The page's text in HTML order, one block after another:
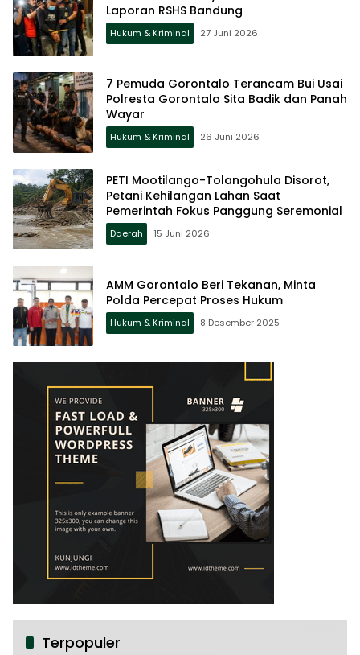
Laporan RSHS Bandung
Hukum & Kriminal 27 Juni 2026
7 Pemuda Gorontalo Terancam Bui Usai
Polresta Gorontalo Sita Badik dan Panah
Wayar
Hukum & Kriminal 26 Juni 2026
PETI Mootilango-Tolangohula Disorot,
Petani Kehilangan Lahan Saat
Pemerintah Fokus Panggung Seremonial
Daerah 15 Juni 2026
AMM Gorontalo Beri Tekanan, Minta
Polda Percepat Proses Hukum
Hukum & Kriminal 8 Desember 2025
Terpopuler